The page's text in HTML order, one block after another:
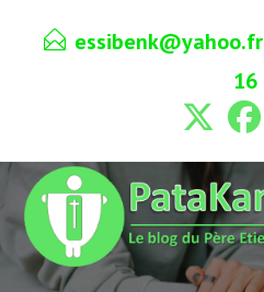
essibenk@yahoo.fr
16